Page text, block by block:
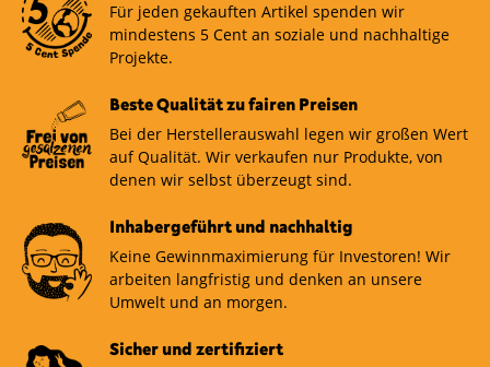
Für jeden gekauften Artikel spenden wir
mindestens 5 Cent an soziale und nachhaltige
Projekte.
Beste Qualität zu fairen Preisen
Bei der Herstellerauswahl legen wir großen Wert
auf Qualität. Wir verkaufen nur Produkte, von
denen wir selbst überzeugt sind.
Inhabergeführt und nachhaltig
Keine Gewinnmaximierung für Investoren! Wir
arbeiten langfristig und denken an unsere
Umwelt und an morgen.
Sicher und zertifiziert